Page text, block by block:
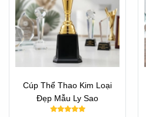
Cúp Thể Thao Kim Loại
Đẹp Mẫu Ly Sao